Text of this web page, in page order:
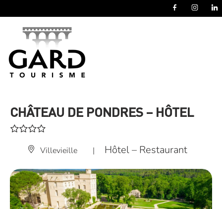
CHÂTEAU DE PONDRES – HÔTEL
Villevieille | Hôtel – Restaurant